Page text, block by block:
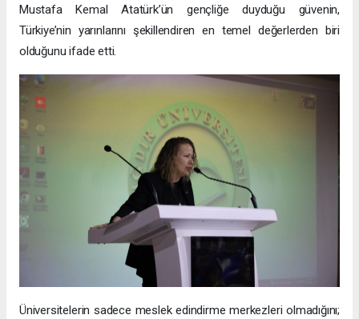
Mustafa Kemal Atatürk’ün gençliğe duyduğu güvenin,
Türkiye’nin yarınlarını şekillendiren en temel değerlerden biri
olduğunu ifade etti.
Üniversitelerin sadece meslek edindirme merkezleri olmadığını;